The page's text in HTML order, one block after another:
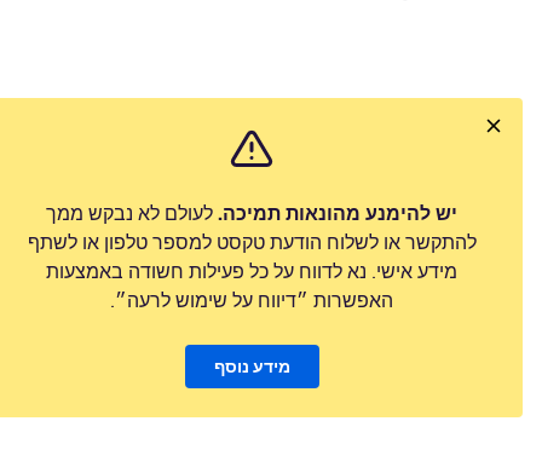
יש להימנע מהונאות תמיכה. לעולם לא נבקש ממך
להתקשר או לשלוח הודעת טקסט למספר טלפון או לשתף
מידע אישי. נא לדווח על כל פעילות חשודה באמצעות
האפשרות ״דיווח על שימוש לרעה״.
מידע נוסף